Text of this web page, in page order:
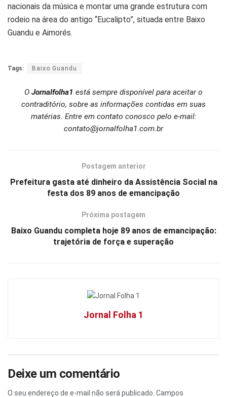
nacionais da música e montar uma grande estrutura com
rodeio na área do antigo “Eucalipto”, situada entre Baixo
Guandu e Aimorés.
Tags: Baixo Guandu
O Jornalfolha1 está sempre disponível para aceitar o
contraditório, sobre as informações contidas em suas
matérias. Entre em contato conosco pelo e-mail:
contato@jornalfolha1.com.br
Postagem anterior
Prefeitura gasta até dinheiro da Assistência Social na
festa dos 89 anos de emancipação
Próxima postagem
Baixo Guandu completa hoje 89 anos de emancipação:
trajetória de força e superação
Jornal Folha 1
Deixe um comentário
O seu endereço de e-mail não será publicado. Campos